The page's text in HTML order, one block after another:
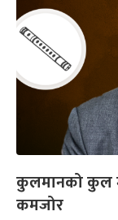
कुलमानको कुल
कमजोर